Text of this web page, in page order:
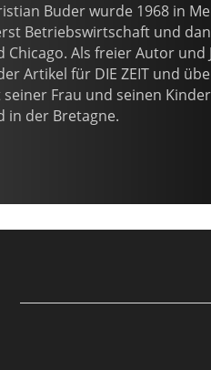
Buder wurde 1968 in
Betriebswirtschaft und
Chicago. Als freier Autor
Artikel für DIE ZEIT und
Frau und seinen
in der Bretagne.